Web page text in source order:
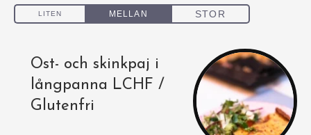
Ost- och skinkpaj i
långpanna LCHF /
Glutenfri